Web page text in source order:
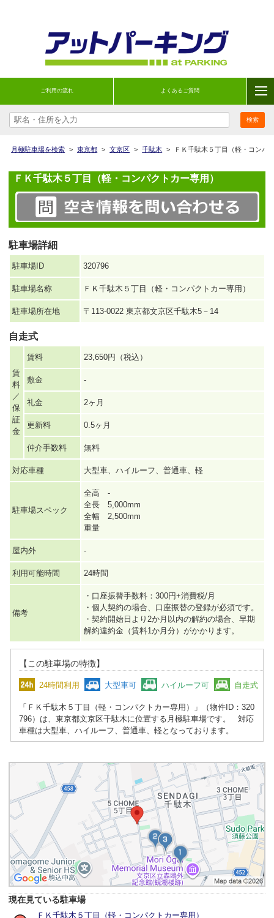
ご利用の流れ よくあるご質問
月極駐車場を検索 > 東京都 > 文京区 > 千駄木 > ＦＫ千駄木５丁目（軽・コンパ
ＦＫ千駄木５丁目（軽・コンパクトカー専用）
駐車場詳細
駐車場ID 320796
駐車場名称 ＦＫ千駄木５丁目（軽・コンパクトカー専用）
駐車場所在地 〒113-0022 東京都文京区千駄木5－14
自走式
賃
料
／
保
証
金
賃料 23,650円（税込）
敷金 -
礼金 2ヶ月
更新料 0.5ヶ月
仲介手数料 無料
対応車種 大型車、ハイルーフ、普通車、軽
駐車場スペック
全高 -
全長 5,000mm
全幅 2,500mm
重量
屋内外 -
利用可能時間 24時間
備考
・口座振替手数料：300円+消費税/月
・個人契約の場合、口座振替の登録が必須です。
・契約開始日より2か月以内の解約の場合、早期
解約違約金（賃料1か月分）がかかります。
【この駐車場の特徴】
24時間利用 大型車可 ハイルーフ可 自走式
「ＦＫ千駄木５丁目（軽・コンパクトカー専用）」（物件ID：320
796）は、東京都文京区千駄木に位置する月極駐車場です。 対応
車種は大型車、ハイルーフ、普通車、軽となっております。
現在見ている駐車場
ＦＫ千駄木５丁目（軽・コンパクトカー専用）